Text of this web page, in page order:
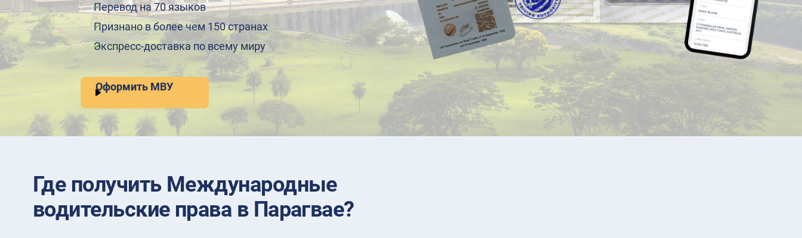
Перевод на 70 языков
Признано в более чем 150 странах
Экспресс-доставка по всему миру
Оформить МВУ
Где получить Международные
водительские права в Парагвае?